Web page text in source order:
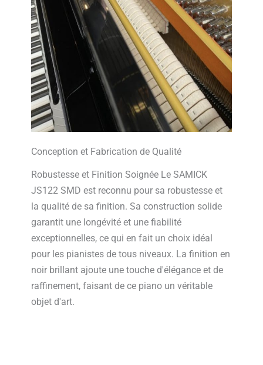
Conception et Fabrication de Qualité
Robustesse et Finition Soignée Le SAMICK
JS122 SMD est reconnu pour sa robustesse et
la qualité de sa finition. Sa construction solide
garantit une longévité et une fiabilité
exceptionnelles, ce qui en fait un choix idéal
pour les pianistes de tous niveaux. La finition en
noir brillant ajoute une touche d'élégance et de
raffinement, faisant de ce piano un véritable
objet d'art.